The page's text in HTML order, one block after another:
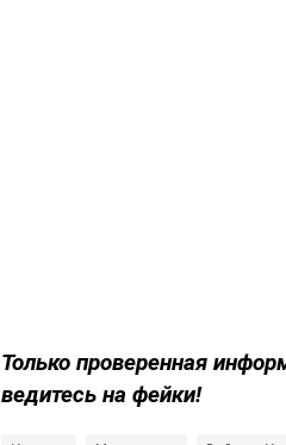
Только проверенная
ведитесь на фейки!